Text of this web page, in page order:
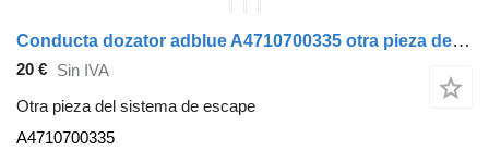
Conducta dozator adblue A4710700335 otra pieza del sistema de escape para Mercedes-Benz ACTROS MP4 cabeza tractora
20 € Sin IVA
Otra pieza del sistema de escape
A4710700335